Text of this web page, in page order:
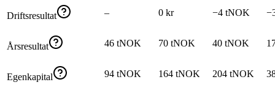
Driftsresultat – 0 kr −4 tNOK
Årsresultat 46 tNOK 70 tNOK 40 tNOK
Egenkapital 94 tNOK 164 tNOK 204 tNOK